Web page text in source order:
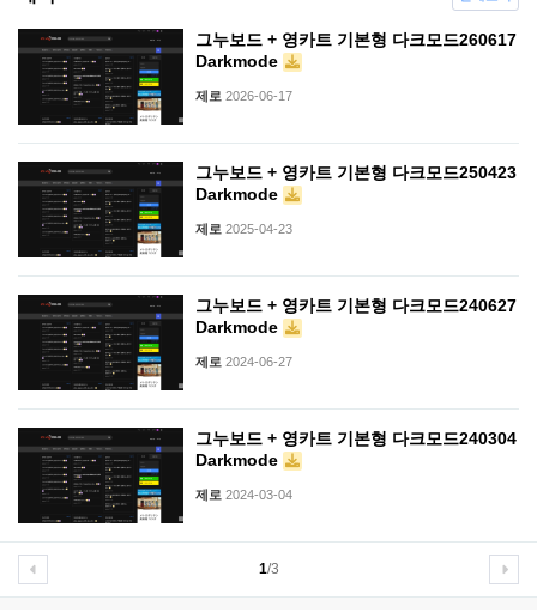
그누보드 + 영카트 기본형 다크모드260617
Darkmode
제로 2026-06-17
그누보드 + 영카트 기본형 다크모드250423
Darkmode
제로 2025-04-23
그누보드 + 영카트 기본형 다크모드240627
Darkmode
제로 2024-06-27
그누보드 + 영카트 기본형 다크모드240304
Darkmode
제로 2024-03-04
1/3